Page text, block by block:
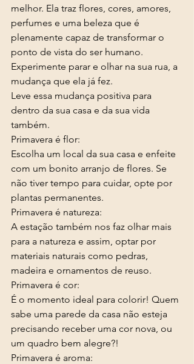
melhor. Ela traz flores, cores, amores,
perfumes e uma beleza que é
plenamente capaz de transformar o
ponto de vista do ser humano.
Experimente parar e olhar na sua rua, a
mudança que ela já fez.
Leve essa mudança positiva para
dentro da sua casa e da sua vida
também.
Primavera é flor:
Escolha um local da sua casa e enfeite
com um bonito arranjo de flores. Se
não tiver tempo para cuidar, opte por
plantas permanentes.
Primavera é natureza:
A estação também nos faz olhar mais
para a natureza e assim, optar por
materiais naturais como pedras,
madeira e ornamentos de reuso.
Primavera é cor:
É o momento ideal para colorir! Quem
sabe uma parede da casa não esteja
precisando receber uma cor nova, ou
um quadro bem alegre?!
Primavera é aroma: